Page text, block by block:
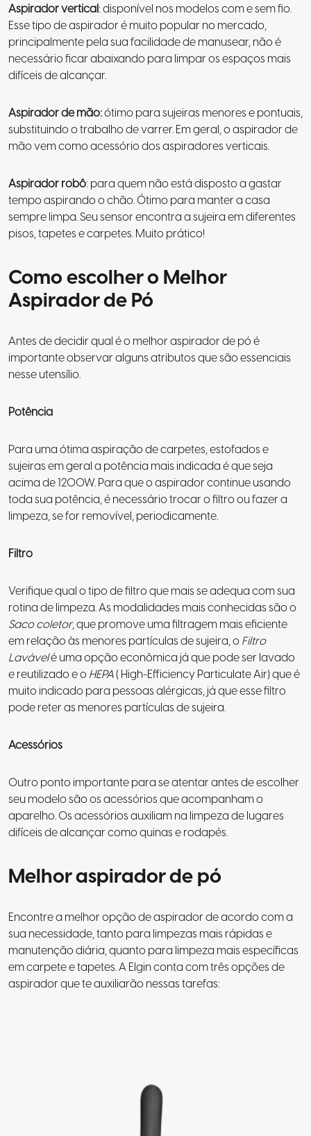
Aspirador vertical: disponível nos modelos com e sem fio.
Esse tipo de aspirador é muito popular no mercado,
principalmente pela sua facilidade de manusear, não é
necessário ficar abaixando para limpar os espaços mais
difíceis de alcançar.
Aspirador de mão:ótimo para sujeiras menores e pontuais,
substituindo o trabalho de varrer. Em geral, o aspirador de
mão vem como acessório dos aspiradores verticais.
Aspirador robô: para quem não está disposto a gastar
tempo aspirando o chão. Ótimo para manter a casa
sempre limpa. Seu sensor encontra a sujeira em diferentes
pisos, tapetes e carpetes. Muito prático!
Como escolher o Melhor
Aspirador de Pó
Antes de decidir qual é o melhor aspirador de pó é
importante observar alguns atributos que são essenciais
nesse utensílio.
Potência
Para uma ótima aspiração de carpetes, estofados e
sujeiras em geral a potência mais indicada é que seja
acima de 1200W. Para que o aspirador continue usando
toda sua potência, é necessário trocar o filtro ou fazer a
limpeza, se for removível, periodicamente.
Filtro
Verifique qual o tipo de filtro que mais se adequa com sua
rotina de limpeza. As modalidades mais conhecidas são o
Saco coletor, que promove uma filtragem mais eficiente
em relação às menores partículas de sujeira, oFiltro
Lavávelé uma opção econômica já que pode ser lavado
e reutilizado e oHEPA( High-Efficiency Particulate Air) que é
muito indicado para pessoas alérgicas, já que esse filtro
pode reter as menores partículas de sujeira.
Acessórios
Outro ponto importante para se atentar antes de escolher
seu modelo são os acessórios que acompanham o
aparelho. Os acessórios auxiliam na limpeza de lugares
difíceis de alcançar como quinas e rodapés.
Melhor aspirador de pó
Encontre a melhor opção de aspirador de acordo com a
sua necessidade, tanto para limpezas mais rápidas e
manutenção diária, quanto para limpeza mais específicas
em carpete e tapetes. A Elgin conta com três opções de
aspirador que te auxiliarão nessas tarefas: